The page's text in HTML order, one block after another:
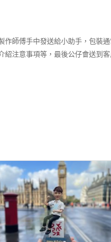
師傅手中發送給小助手，包裝
注意事項等，最後公仔會送到客